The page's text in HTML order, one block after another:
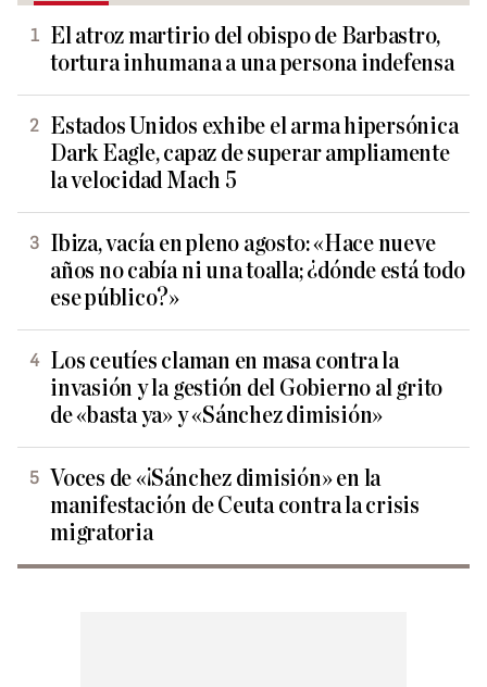
El atroz martirio del obispo de Barbastro,
tortura inhumana a una persona indefensa
Estados Unidos exhibe el arma hipersónica
Dark Eagle, capaz de superar ampliamente
la velocidad Mach 5
Ibiza, vacía en pleno agosto: «Hace nueve
años no cabía ni una toalla; ¿dónde está todo
ese público?»
Los ceutíes claman en masa contra la
invasión y la gestión del Gobierno al grito
de «basta ya» y «Sánchez dimisión»
Voces de «¡Sánchez dimisión» en la
manifestación de Ceuta contra la crisis
migratoria